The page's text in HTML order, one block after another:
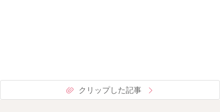
クリップした記事